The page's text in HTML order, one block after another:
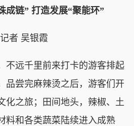
成链” 打造发展“聚能环”
者 吴银霞
远千里前来打卡的游客排起
品尝完麻辣烫之后，游客们开
化之旅；田间地头，辣椒、土
料和各类蔬菜陆续进入成熟